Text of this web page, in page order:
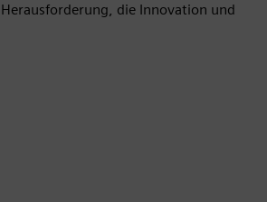
die Innovation und